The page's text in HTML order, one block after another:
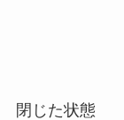
閉じた状態